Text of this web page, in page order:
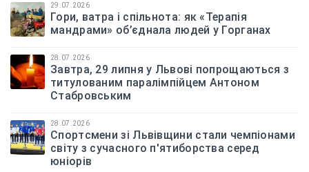
29.07.2026
Гори, ватра і спільнота: як «Терапія
мандрами» об’єднала людей у Горганах
28.07.2026
Завтра, 29 липня у Львові попрощаються з
титулованим паралімпійцем Антоном
Стабровським
28.07.2026
Спортсмени зі Львівщини стали чемпіонами
світу з сучасного п'ятиборства серед
юніорів